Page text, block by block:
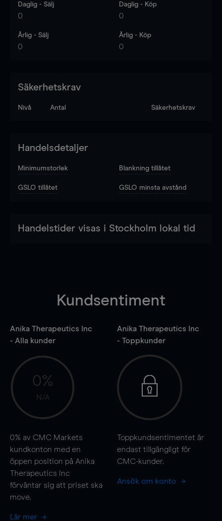
Daglig - Sälj
0
Daglig - Köp
0
Årlig - Sälj
0
Årlig - Köp
0
Säkerhetskrav
Nivå Antal Säkerhetskrav
Handelsdetaljer
Minimumstorlek Blankning tillåtet
GSLO tillåtet GSLO minsta avstånd
Handelstider visas i Stockholm lokal tid
Kundsentiment
Anika Therapeutics Inc
- Alla kunder
0%
N/A
0% av CMC Markets
kundkonton med en
öppen position på Anika
Therapeutics Inc
förväntar sig att priset ska
move.
Lär mer
Anika Therapeutics Inc
- Toppkunder
Toppkundsentimentet är
endast tillgängligt för
CMC-kunder.
Ansök om konto